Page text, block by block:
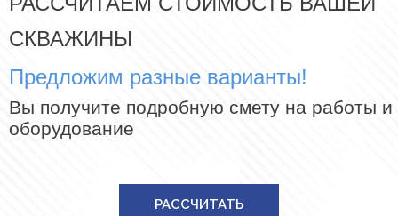
СКВАЖИНЫ
Предложим разные варианты!
Вы получите подробную смету на работы и
оборудование
РАССЧИТАТЬ